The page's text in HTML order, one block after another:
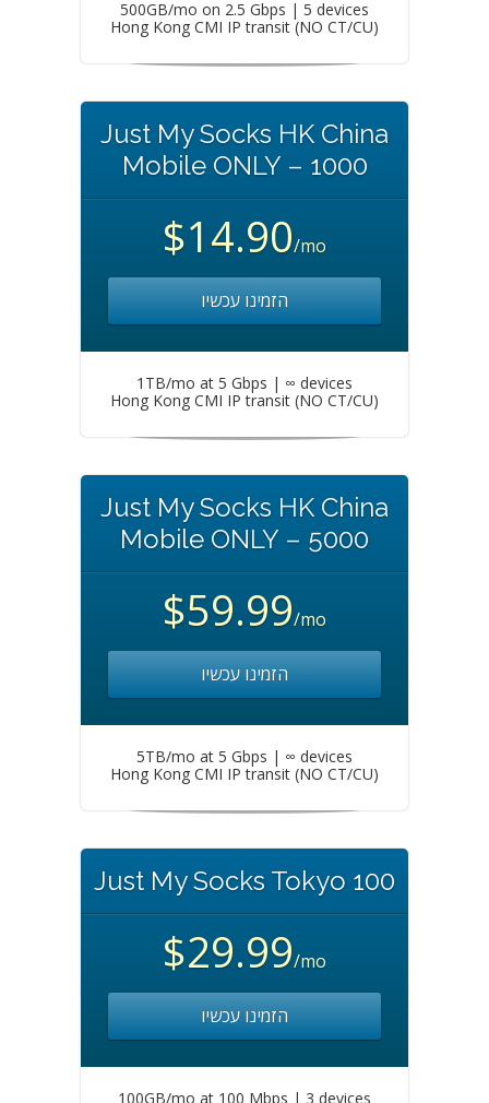
500GB/mo on 2.5 Gbps | 5 devices
Hong Kong CMI IP transit (NO CT/CU)
Just My Socks HK China
Mobile ONLY – 1000
$14.90/mo
הזמינו עכשיו
1TB/mo at 5 Gbps | ∞ devices
Hong Kong CMI IP transit (NO CT/CU)
Just My Socks HK China
Mobile ONLY – 5000
$59.99/mo
הזמינו עכשיו
5TB/mo at 5 Gbps | ∞ devices
Hong Kong CMI IP transit (NO CT/CU)
Just My Socks Tokyo 100
$29.99/mo
הזמינו עכשיו
100GB/mo at 100 Mbps | 3 devices